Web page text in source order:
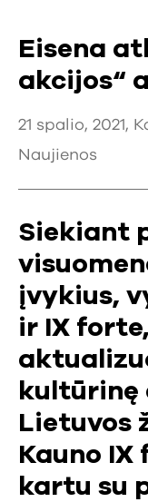
Eisena
akcijos“
21 spalio, 2021,
Naujienos
Siekiant
įvykius,
ir IX
Lietuvos
Kauno
kartu su